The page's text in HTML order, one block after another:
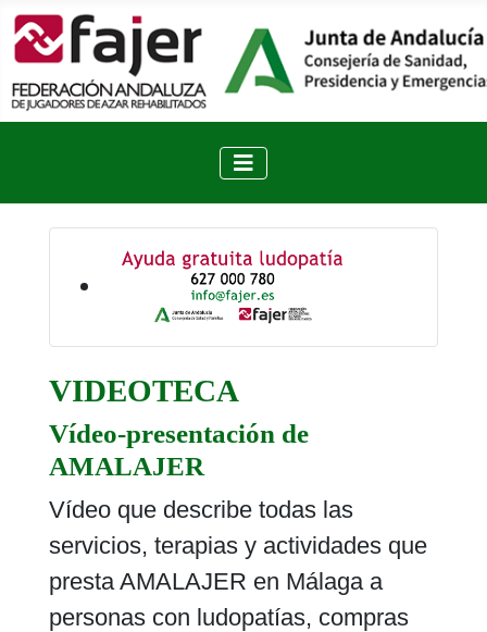
VIDEOTECA
Vídeo-presentación de
AMALAJER
Vídeo que describe todas las
servicios, terapias y actividades que
presta AMALAJER en Málaga a
personas con ludopatías, compras